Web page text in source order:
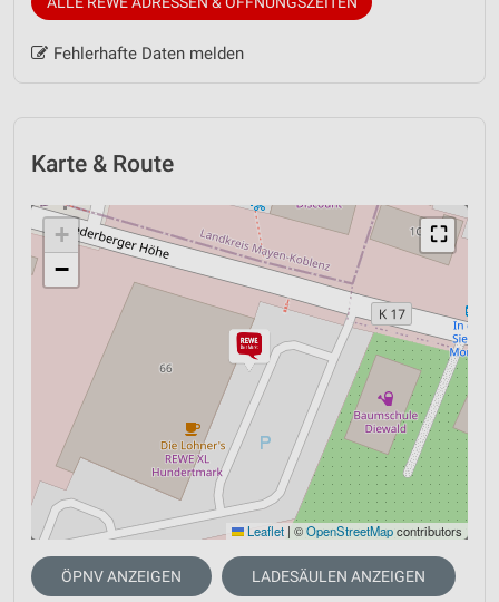
Fehlerhafte Daten melden
Karte & Route
⛶
+
−
Leaflet | ©OpenStreetMapcontributors
ÖPNV ANZEIGEN LADESÄULEN ANZEIGEN